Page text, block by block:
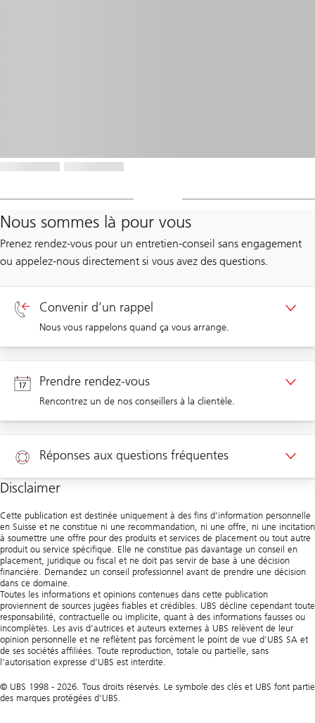
Nous sommes là pour vous
Prenez rendez-vous pour un entretien-conseil sans engagement
ou appelez-nous directement si vous avez des questions.
Convenir d’un rappel
Nous vous rappelons quand ça vous arrange.
Rappel clients privés
Prendre rendez-vous
Rencontrez un de nos conseillers à la clientèle.
Rendez-vous clients privés
Réponses aux questions fréquentes
Aide
Disclaimer
Cette publication est destinée uniquement à des fins d’information personnelle
en Suisse et ne constitue ni une recommandation, ni une offre, ni une incitation
à soumettre une offre pour des produits et services de placement ou tout autre
produit ou service spécifique. Elle ne constitue pas davantage un conseil en
placement, juridique ou fiscal et ne doit pas servir de base à une décision
financière. Demandez un conseil professionnel avant de prendre une décision
dans ce domaine.
Toutes les informations et opinions contenues dans cette publication
proviennent de sources jugées fiables et crédibles. UBS décline cependant toute
responsabilité, contractuelle ou implicite, quant à des informations fausses ou
incomplètes. Les avis d’autrices et auteurs externes à UBS relèvent de leur
opinion personnelle et ne reflètent pas forcément le point de vue d’UBS SA et
de ses sociétés affiliées. Toute reproduction, totale ou partielle, sans
l’autorisation expresse d’UBS est interdite.
© UBS 1998 - 2026. Tous droits réservés. Le symbole des clés et UBS font partie
des marques protégées d’UBS.